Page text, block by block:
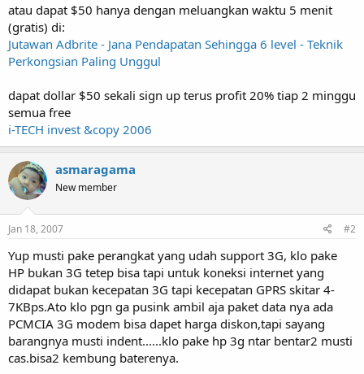
atau dapat $50 hanya dengan meluangkan waktu 5 menit
(gratis) di:
Jutawan Adbrite - Jana Pendapatan Sehingga 6 level - Teknik
Perkongsian Paling Unggul
dapat dollar $50 sekali sign up terus profit 20% tiap 2 minggu
semua free
i-TECH invest &copy 2006
asmaragama
New member
Jan 18, 2007 #2
Yup musti pake perangkat yang udah support 3G, klo pake
HP bukan 3G tetep bisa tapi untuk koneksi internet yang
didapat bukan kecepatan 3G tapi kecepatan GPRS skitar 4-
7KBps.Ato klo pgn ga pusink ambil aja paket data nya ada
PCMCIA 3G modem bisa dapet harga diskon,tapi sayang
barangnya musti indent......klo pake hp 3g ntar bentar2 musti
cas.bisa2 kembung baterenya.